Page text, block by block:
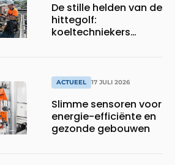
De stille helden van de
hittegolf:
koeltechniekers
productiebedrijven
draaiende
ACTUEEL 17 JULI 2026
Slimme sensoren voor
energie-efficiënte en
gezonde gebouwen